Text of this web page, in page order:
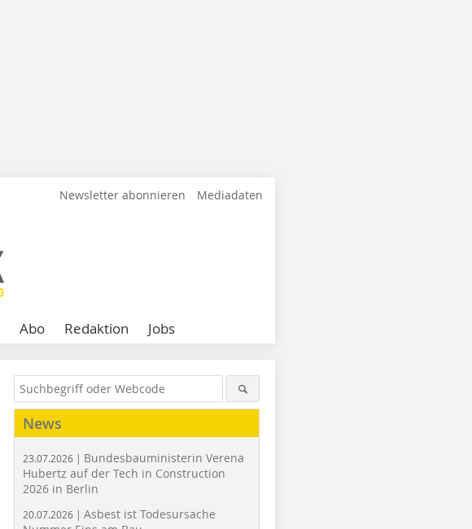
Newsletter abonnieren Mediadaten
Abo Redaktion Jobs
News
23.07.2026 | Bundesbauministerin Verena
Hubertz auf der Tech in Construction
2026 in Berlin
20.07.2026 | Asbest ist Todesursache